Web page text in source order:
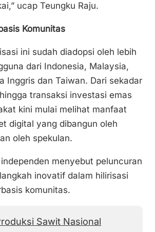
ucap Teungku Raju.
Komunitas
ini sudah diadopsi oleh lebih
dari Indonesia, Malaysia,
Inggris dan Taiwan. Dari sekadar
transaksi investasi emas
kini mulai melihat manfaat
digital yang dibangun oleh
oleh spekulan.
menyebut peluncuran
inovatif dalam hilirisasi
komunitas.
Sawit Nasional